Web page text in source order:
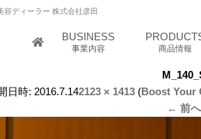
ディーラー 株式会社彦田
BUSINESS
事業内容 商品情報
日時: 2016.7.142123 × 1413(Boost Your
← 前へ